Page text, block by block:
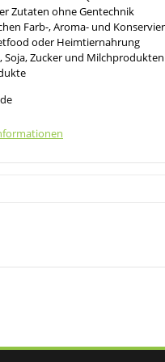
Zutaten ohne Gentechnik
Farb-, Aroma- und
oder Heimtiernahrung
Soja, Zucker und Milchprodukten